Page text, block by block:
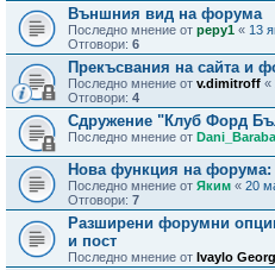
Външния вид на форума
Последно мнение от pepy1 « 13
Отговори: 6
Прекъсвания на сайта и
Последно мнение от v.dimitroff «
Отговори: 4
Сдружение "Клуб Форд
Последно мнение от
Нова функция на форума:
Последно мнение от Яким « 20
Отговори: 7
Разширени форумни
и пост
Последно мнение от Ivaylo